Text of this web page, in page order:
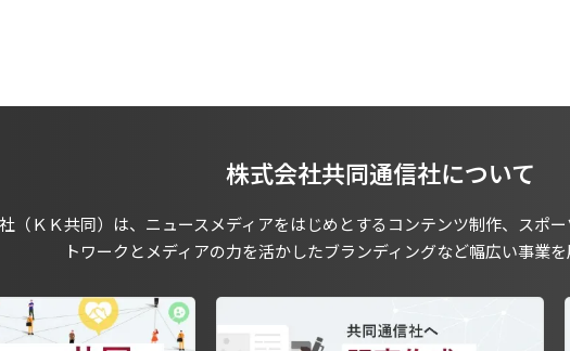
株式会社共同通信社について
（ＫＫ共同）は、ニュースメディアをはじめとするコンテンツ制作、スポ
トワークとメディアの力を活かしたブランディングなど幅広い事業を